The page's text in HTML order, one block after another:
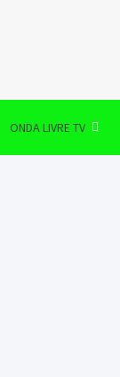
LIVRE
ONDA LIVRE TV